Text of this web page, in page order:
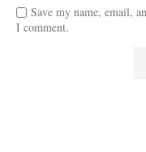
Save my name, email,
I comment.